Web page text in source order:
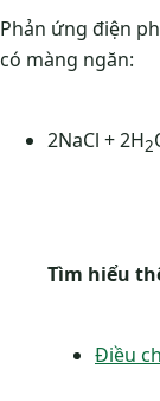
Phản ứng điện
có màng ngăn:
2NaCl + 2H2
Tìm hiểu
Điều